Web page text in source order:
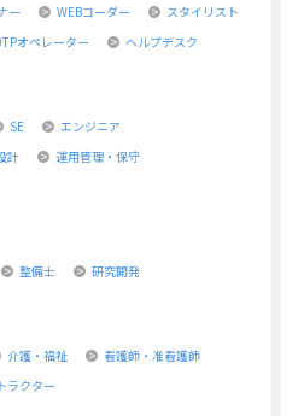
ー WEBコーダー
スタイリスト
オペレーター ヘルプデスク
SE
エンジニア
計
運用管理・保守
整備士 研究開発
介護・福祉
看護師・准看護師
ラクター